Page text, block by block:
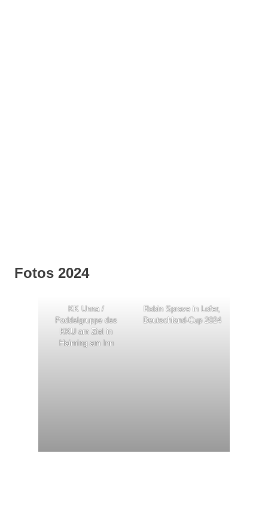
Fotos 2024
KK Unna /
Paddelgruppe des
KKU am Ziel in
Haiming am Inn
Robin Sprave in Lofer,
Deutschland-Cup 2024